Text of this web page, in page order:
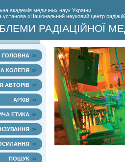
академiя медичних наук України
«Національний науковий центр
РАДІАЦІЙНОЇ
ГОЛОВНА
КОЛЕГІЯ
АВТОРІВ
АРХІВ
ЕТИКА
ПОШУК